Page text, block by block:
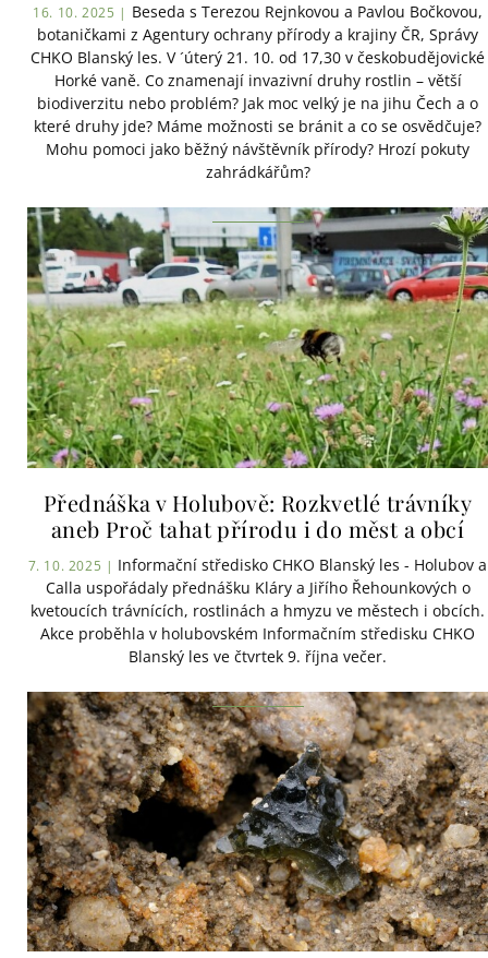
16. 10. 2025 | Beseda s Terezou Rejnkovou a Pavlou Bočkovou,
botaničkami z Agentury ochrany přírody a krajiny ČR, Správy
CHKO Blanský les. V ´úterý 21. 10. od 17,30 v českobudějovické
Horké vaně. Co znamenají invazivní druhy rostlin – větší
biodiverzitu nebo problém? Jak moc velký je na jihu Čech a o
které druhy jde? Máme možnosti se bránit a co se osvědčuje?
Mohu pomoci jako běžný návštěvník přírody? Hrozí pokuty
zahrádkářům?
Přednáška v Holubově: Rozkvetlé trávníky
aneb Proč tahat přírodu i do měst a obcí
7. 10. 2025 | Informační středisko CHKO Blanský les - Holubov a
Calla uspořádaly přednášku Kláry a Jiřího Řehounkových o
kvetoucích trávnících, rostlinách a hmyzu ve městech i obcích.
Akce proběhla v holubovském Informačním středisku CHKO
Blanský les ve čtvrtek 9. října večer.